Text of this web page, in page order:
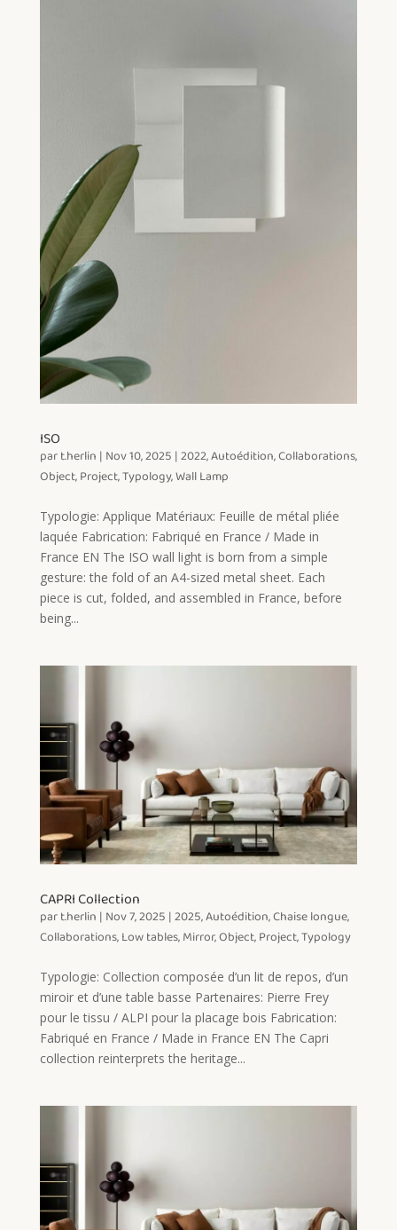
ISO
part.herlin | Nov 10, 2025 |2022,Autoédition,Collaborations,
Object,Project,Typology,Wall Lamp
Typologie: Applique Matériaux: Feuille de métal pliée
laquée Fabrication: Fabriqué en France / Made in
France EN The ISO wall light is born from a simple
gesture: the fold of an A4-sized metal sheet. Each
piece is cut, folded, and assembled in France, before
being...
CAPRI Collection
part.herlin | Nov 7, 2025 |2025,Autoédition,Chaise longue,
Collaborations,Low tables,Mirror,Object,Project,Typology
Typologie: Collection composée d’un lit de repos, d’un
miroir et d’une table basse Partenaires: Pierre Frey
pour le tissu / ALPI pour la placage bois Fabrication:
Fabriqué en France / Made in France EN The Capri
collection reinterprets the heritage...